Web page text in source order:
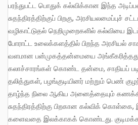
பரந்துபட்ட பொதுக் கல்விக்கான இந்த அடிப்படை உந்துதல்,
சுதந்திரத்திற்குப் பிறகு, அரசியலமைப்புச்
வழிகாட்டுதல் நெறிமுறைகளில் கல்வியை
போராட்ட உலைக்களத்தில் பிறந்த அரசியல்
வளமான பன்முகத்தன்மையை
கலாச்சாரங்கள் கொண்ட தன்மை, சாதியப்
தலித்துகள், பழங்குடியினர் மற்றும் பெண்
தாழ்ந்த நிலை ஆகிய அனைத்தையும்
சுதந்திரத்திற்கு பிறகான கல்விக் கொள்கை,
களைவதை இலக்காகக் கொண்டது.